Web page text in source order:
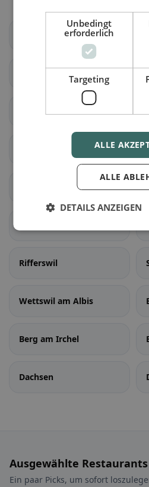
Rifferswil
Wettswil am Albis
Berg am Irchel
Dachsen
Ausgewählte Restaurants
Ein paar Picks, um sofort
Unbedingt
erforderlich
Targeting
ALLE
ALLE
DETAILS ANZEIGEN